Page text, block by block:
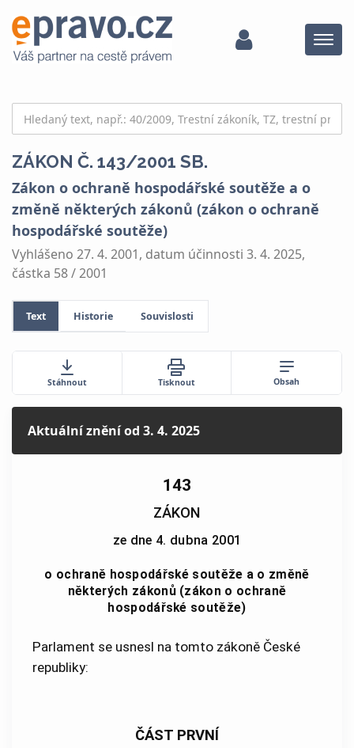
Menu
ZÁKON Č. 143/2001 SB.
Zákon o ochraně hospodářské soutěže a o
změně některých zákonů (zákon o ochraně
hospodářské soutěže)
Vyhlášeno 27. 4. 2001, datum účinnosti 3. 4. 2025,
částka 58 / 2001
Text Historie Souvislosti
Stáhnout Tisknout Obsah
Aktuální zněníod 3. 4. 2025
143
ZÁKON
ze dne 4. dubna 2001
o ochraně hospodářské soutěže a o změně
některých zákonů (zákon o ochraně
hospodářské soutěže)
Parlament se usnesl na tomto zákoně České
republiky:
ČÁST PRVNÍ